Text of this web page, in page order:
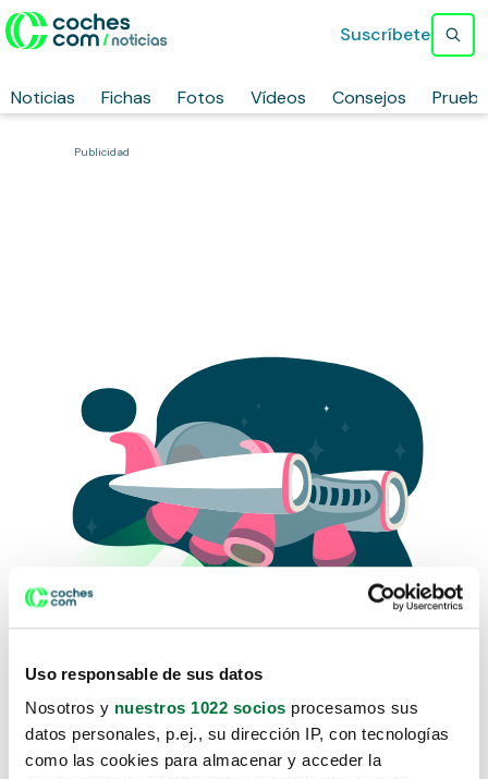
Uso responsable de sus datos
Nosotros y nuestros 1022 socios procesamos sus
datos personales, p.ej., su dirección IP, con tecnologías
como las cookies para almacenar y acceder la
Noticias Fichas Fotos Vídeos Consejos
Suscríbete
Publicidad